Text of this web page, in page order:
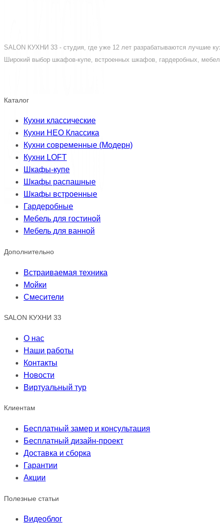
SALON КУХНИ 33 - студия, где уже 12 лет разрабатываются лучшие
Широкий выбор шкафов-купе, встроенных шкафов, гардеробных,
Каталог
Кухни классические
Кухни НЕО Классика
Кухни современные (Модерн)
Кухни LOFT
Шкафы-купе
Шкафы распашные
Шкафы встроенные
Гардеробные
Мебель для гостиной
Мебель для ванной
Дополнительно
Встраиваемая техника
Мойки
Смесители
SALON КУХНИ 33
О нас
Наши работы
Контакты
Новости
Виртуальный тур
Клиентам
Бесплатный замер и консультация
Бесплатный дизайн-проект
Доставка и сборка
Гарантии
Акции
Полезные статьи
Видеоблог